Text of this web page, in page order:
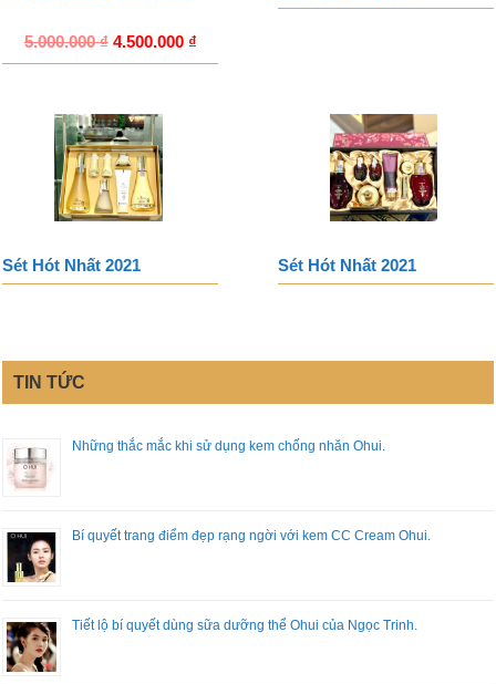
5.000.000₫ 4.500.000 ₫
Sét Hót Nhất 2021 Sét Hót Nhất 2021
TIN TỨC
Những thắc mắc khi sử dụng kem chống nhăn Ohui.
Bí quyết trang điểm đẹp rạng ngời với kem CC Cream Ohui.
Tiết lộ bí quyết dùng sữa dưỡng thể Ohui của Ngọc Trinh.